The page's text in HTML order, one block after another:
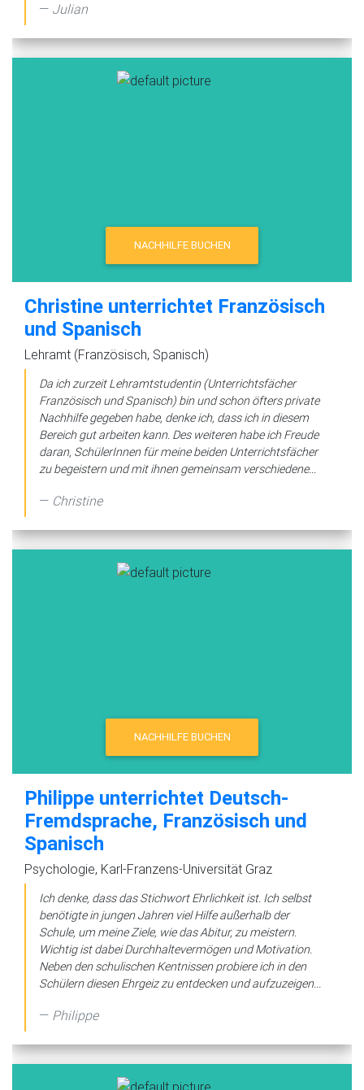
Julian
NACHHILFE BUCHEN
Christine unterrichtet Französisch
und Spanisch
Lehramt (Französisch, Spanisch)
Da ich zurzeit Lehramtstudentin (Unterrichtsfächer
Französisch und Spanisch) bin und schon öfters private
Nachhilfe gegeben habe, denke ich, dass ich in diesem
Bereich gut arbeiten kann. Des weiteren habe ich Freude
daran, SchülerInnen für meine beiden Unterrichtsfächer
zu begeistern und mit ihnen gemeinsam verschiedene...
Christine
NACHHILFE BUCHEN
Philippe unterrichtet Deutsch-
Fremdsprache, Französisch und
Spanisch
Psychologie, Karl-Franzens-Universität Graz
Ich denke, dass das Stichwort Ehrlichkeit ist. Ich selbst
benötigte in jungen Jahren viel Hilfe außerhalb der
Schule, um meine Ziele, wie das Abitur, zu meistern.
Wichtig ist dabei Durchhaltevermögen und Motivation.
Neben den schulischen Kentnissen probiere ich in den
Schülern diesen Ehrgeiz zu entdecken und aufzuzeigen...
Philippe